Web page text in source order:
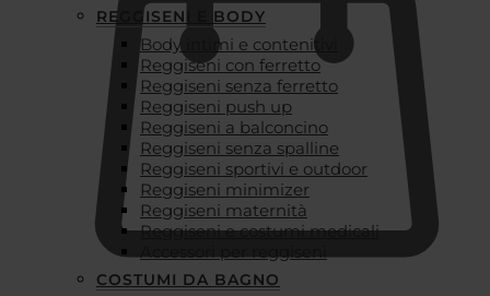
REGGISENI E BODY
Body intimi e contenitivi
Reggiseni con ferretto
Reggiseni senza ferretto
Reggiseni push up
Reggiseni a balconcino
Reggiseni senza spalline
Reggiseni sportivi e outdoor
Reggiseni minimizer
Reggiseni maternità
Reggiseni e costumi medicali
Accessori per reggiseni
COSTUMI DA BAGNO